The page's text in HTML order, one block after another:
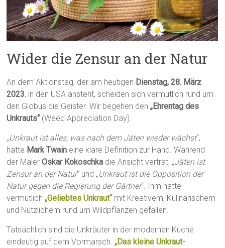
Wider die Zensur an der Natur
An dem Aktionstag, der am heutigen Dienstag, 28. März
2023, in den USA ansteht, scheiden sich vermutlich rund um
den Globus die Geister. Wir begehen den„Ehrentag des
Unkrauts“(Weed Appreciation Day).
„Unkraut ist alles, was nach dem Jäten wieder wächst“,
hatte Mark Twain eine klare Definition zur Hand. Während
der MalerOskar Kokoschka die Ansicht vertrat, „Jäten ist
Zensur an der Natur“ und „Unkraut ist die Opposition der
Natur gegen die Regierung der Gärtner“. Ihm hätte
vermutlich„Geliebtes Unkraut“mit Kreativem, Kulinarischem
und Nützlichem rund um Wildpflanzen gefallen.
Tatsächlich sind die Unkräuter in der modernen Küche
eindeutig auf dem Vormarsch.„Das kleine Unkraut-